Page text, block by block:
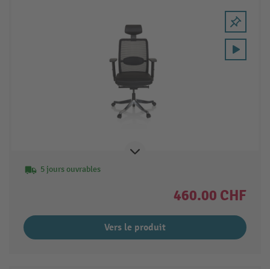
5 jours ouvrables
460.00 CHF
Vers le produit